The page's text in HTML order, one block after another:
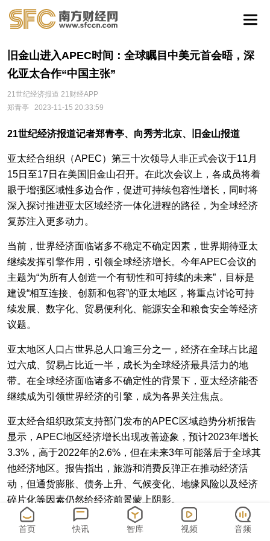
旧金山进入APEC时间：全球瞩目中美元首会晤，深
化亚太合作“中国主张”
21世纪经济报道 21财经APP
郑青亭
2023-11-15 20:33:59
21世纪经济报道记者郑青亭、向秀芳北京、旧金山报道
亚太经合组织（APEC）第三十次领导人非正式会议于11月
15日至17日在美国旧金山召开。在此次会议上，各成员将着
眼于增强区域性多边合作，促进可持续包容性增长，同时将
深入探讨推进亚太区域经济一体化进程的路径，为全球经济
复苏注入更多动力。
当前，世界经济面临诸多不稳定不确定因素，世界期待亚太
继续发挥引擎作用，引领全球经济增长。今年APEC会议的
主题为“为所有人创造一个有韧性和可持续的未来”，目标是
建设“相互连接、创新和包容”的亚太地区，将重点讨论可持
续发展、数字化、贸易便利化、能源安全和粮食安全等经济
议题。
亚太地区人口占世界总人口逾三分之一，经济在全球占比超
过六成、贸易占比近一半，成长为全球经济最具活力的地
带。在全球经济面临诸多不确定性的背景下，亚太经济能否
继续成为引领世界经济的引擎，成为各界关注焦点。
亚太经合组织政策支持部门发布的APEC区域趋势分析报告
显示，APEC地区经济增长出现改善迹象，预计2023年增长
3.3%，高于2022年的2.6%，但在未来3年可能落后于全球其
他经济地区。报告指出，旅游和消费反弹正在推动经济活
动，但通货膨胀、债务上升、气候变化、地缘风险以及经济
碎片化等因素仍然给经济前景蒙上阴影。
美国丹佛大学国际关系学院教授兼美中合作中心主任赵穗生
首页 快讯 智库 视频 音频